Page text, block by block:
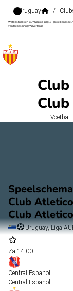
Uruguay /
Wat kost gokken jou? Stop op tijd | 18+ |
van toepassing | #Advertentie
Voetbal
Speelschema
Club
Club
Uruguay, Liga
Za 14:00
Central Espanol
Central Espanol